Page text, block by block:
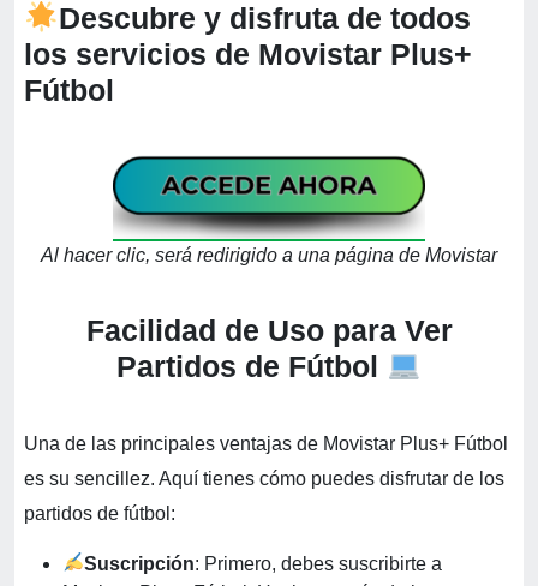
Descubre y disfruta de todos
los servicios de Movistar Plus+
Fútbol
Al hacer clic, será redirigido a una página de Movistar
Facilidad de Uso para Ver
Partidos de Fútbol
Una de las principales ventajas de Movistar Plus+ Fútbol
es su sencillez. Aquí tienes cómo puedes disfrutar de los
partidos de fútbol:
Suscripción: Primero, debes suscribirte a